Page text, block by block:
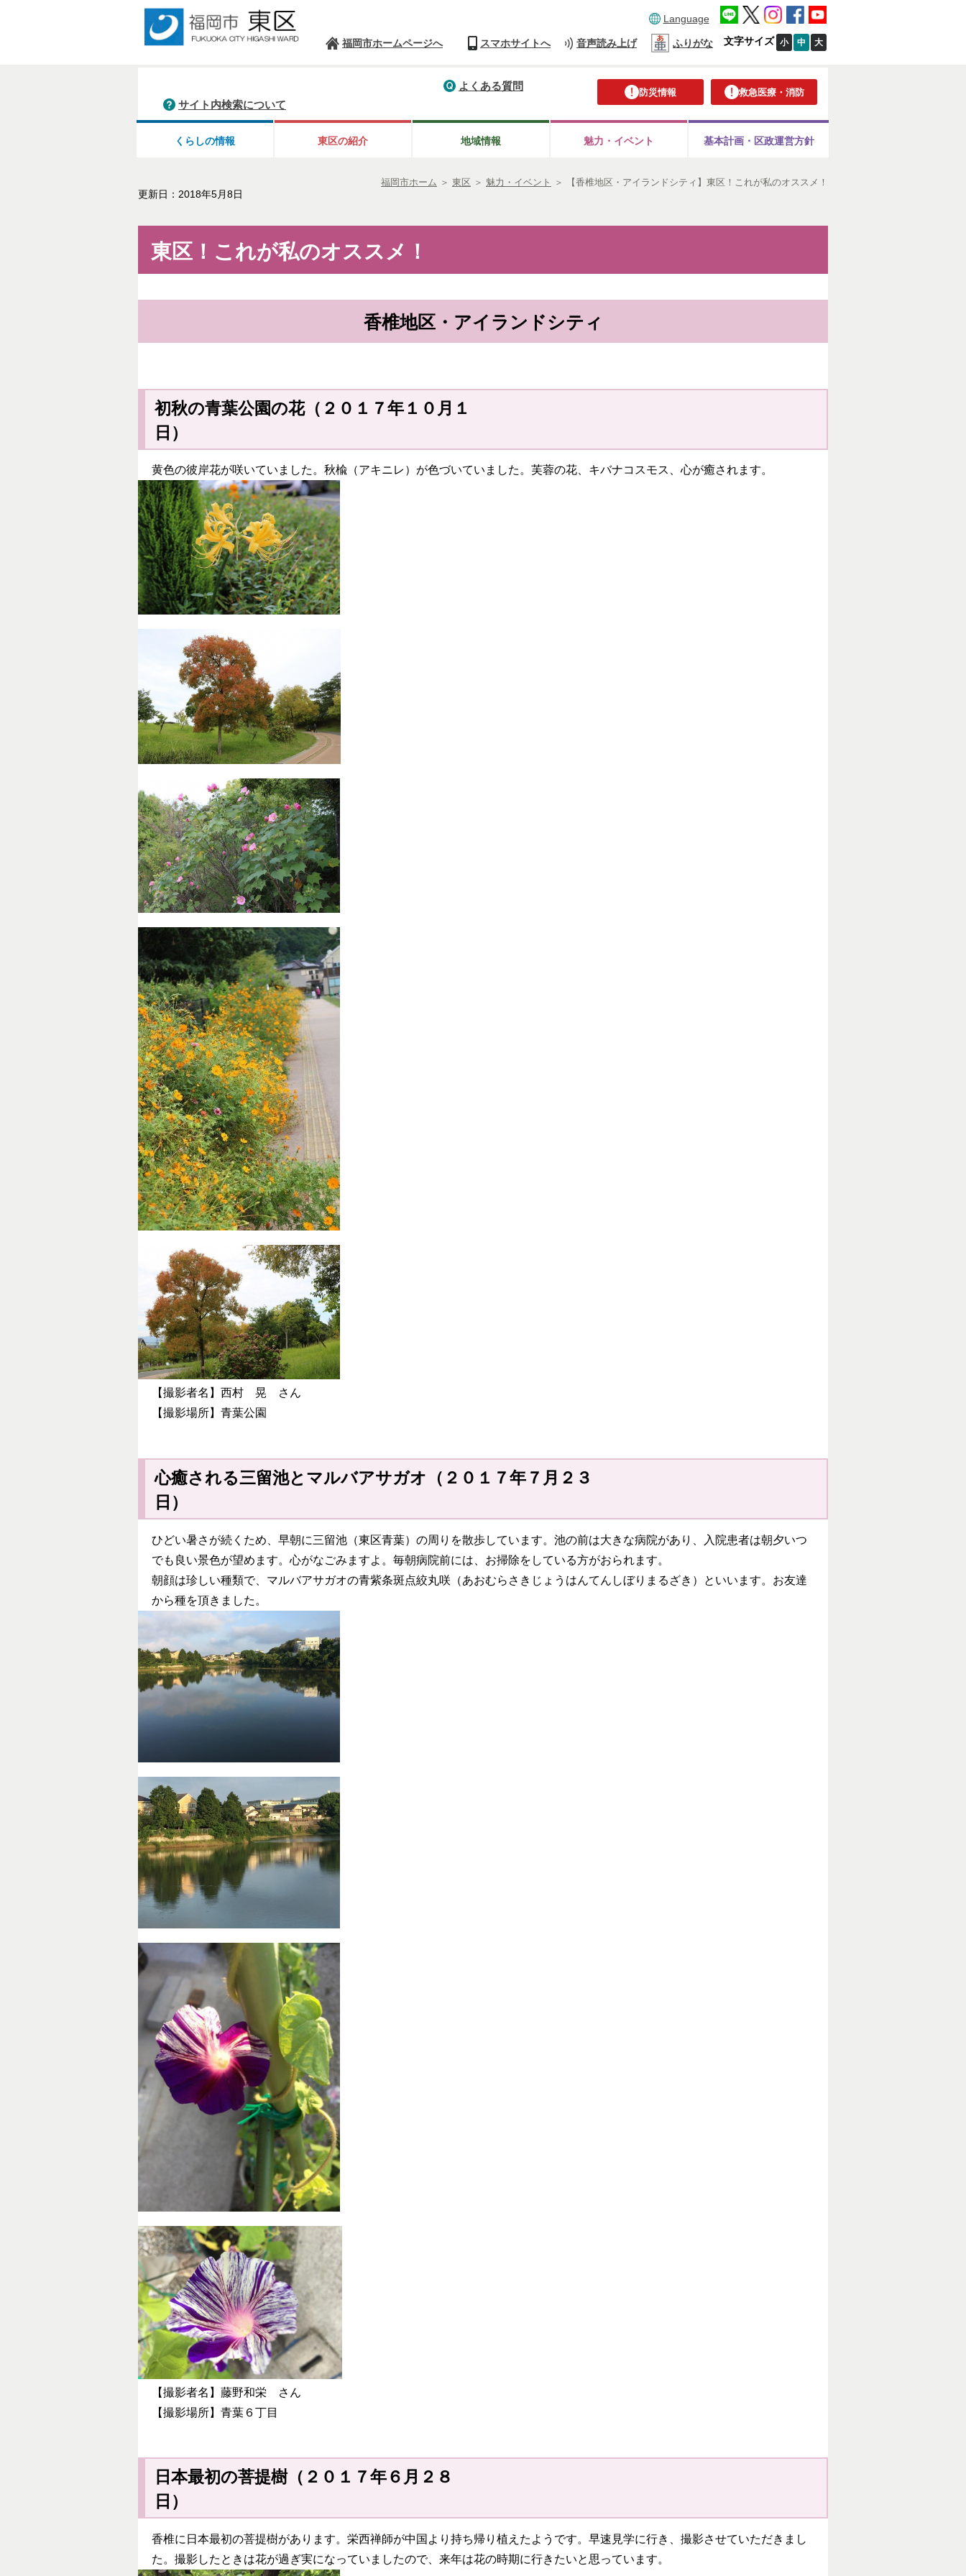
Language
福岡市ホームページへ スマホサイトへ 音声読み上げ ふりがな 文字サイズ 小 中 大
防災情報 救急医療・消防
よくある質問
サイト内検索について
くらしの情報 東区の紹介 地域情報 魅力・イベント 基本計画・ 区政運営方針
福岡市ホーム ＞ 東区 ＞ 魅力・イベント ＞
【香椎地区・アイランドシティ】東区！これが私のオススメ！
更新日：2018年5月8日
東区！これが私のオススメ！
香椎地区・アイランドシティ
初秋の青葉公園の花（２０１７年１０月１
日）
黄色の彼岸花が咲いていました。秋楡（アキニレ）が色づいていました。芙蓉の花、キバナコスモス、心が癒されます。
【撮影者名】西村 晃 さん
【撮影場所】青葉公園
心癒される三留池とマルバアサガオ（２０１７年７月２３
日）
ひどい暑さが続くため、早朝に三留池（東区青葉）の周りを散歩しています。池の前は大きな病院があり、入院患者は朝夕いつ
でも良い景色が望めます。心がなごみますよ。毎朝病院前には、お掃除をしている方がおられます。
朝顔は珍しい種類で、マルバアサガオの青紫条斑点絞丸咲（あおむらさきじょうはんてんしぼりまるざき）といいます。お友達
から種を頂きました。
【撮影者名】藤野和栄 さん
【撮影場所】青葉６丁目
日本最初の菩提樹（２０１７年６月２８
日）
香椎に日本最初の菩提樹があります。栄西禅師が中国より持ち帰り植えたようです。早速見学に行き、撮影させていただきまし
た。撮影したときは花が過ぎ実になっていましたので、来年は花の時期に行きたいと思っています。